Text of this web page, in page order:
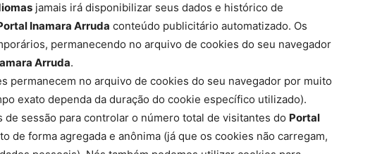
jamais irá disponibilizar seus dados e histórico de
Inamara Arruda conteúdo publicitário automatizado. Os
permanecendo no arquivo de cookies do seu navegador
Arruda.
permanecem no arquivo de cookies do seu navegador por muito
exato dependa da duração do cookie específico utilizado).
de sessão para controlar o número total de visitantes do Portal
de forma agregada e anônima (já que os cookies não carregam,